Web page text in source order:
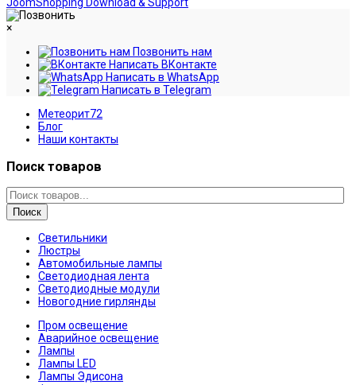
JoomShopping Download & Support
×
Позвонить нам
Написать ВКонтакте
Написать в WhatsApp
Написать в Telegram
Метеорит72
Блог
Наши контакты
Поиск товаров
Поиск
Светильники
Люстры
Автомобильные лампы
Светодиодная лента
Светодиодные модули
Новогодние гирлянды
Пром освещение
Аварийное освещение
Лампы
Лампы LED
Лампы Эдисона